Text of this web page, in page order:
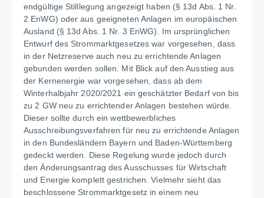
endgültige Stilllegung angezeigt haben (§ 13d Abs. 1 Nr.
2 EnWG) oder aus geeigneten Anlagen im europäischen
Ausland (§ 13d Abs. 1 Nr. 3 EnWG). Im ursprünglichen
Entwurf des Strommarktgesetzes war vorgesehen, dass
in der Netzreserve auch neu zu errichtende Anlagen
gebunden werden sollen. Mit Blick auf den Ausstieg aus
der Kernenergie war vorgesehen, dass ab dem
Winterhalbjahr 2020/2021 ein geschätzter Bedarf von bis
zu 2 GW neu zu errichtender Anlagen bestehen würde.
Dieser sollte durch ein wettbewerbliches
Ausschreibungsverfahren für neu zu errichtende Anlagen
in den Bundesländern Bayern und Baden-Württemberg
gedeckt werden. Diese Regelung wurde jedoch durch
den Änderungsantrag des Ausschusses für Wirtschaft
und Energie komplett gestrichen. Vielmehr sieht das
beschlossene Strommarktgesetz in einem neu